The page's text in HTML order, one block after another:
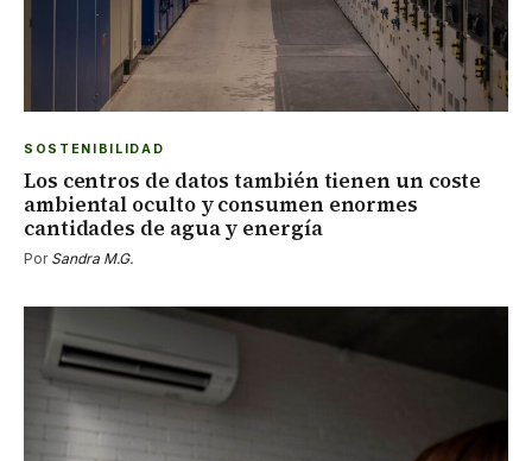
SOSTENIBILIDAD
Los centros de datos también tienen un coste
ambiental oculto y consumen enormes
cantidades de agua y energía
Por Sandra M.G.